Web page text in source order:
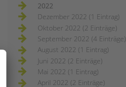
2022
Dezember 2022 (1 Eintrag)
Oktober 2022 (2 Einträge)
September 2022 (4 Einträge)
August 2022 (1 Eintrag)
Juni 2022 (2 Einträge)
Mai 2022 (1 Eintrag)
April 2022 (2 Einträge)